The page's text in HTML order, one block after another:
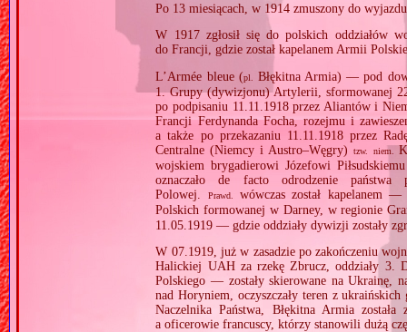
Po 13 miesiącach, w 1914 zmuszony do
W 1917 zgłosił się do polskich oddziałów
do Francji, gdzie został kapelanem Armii
L’Armée bleue (pl.
Błękitna Armia) — pod
1. Grupy (dywizjonu) Artylerii, sformowanej
po podpisaniu 11.11.1918 przez Aliantów i
Francji Ferdynanda Focha, rozejmu i
a także po przekazaniu 11.11.1918 przez
Centralne (Niemcy i Austro–Węgry)
tzw. niem.
wojskiem brygadierowi Józefowi
oznaczało de facto odrodzenie
Polowej.
Prawd.
wówczas został kapelanem
Polskich formowanej w Darney, w regionie
11.05.1919 — gdzie oddziały dywizji zostały
W 07.1919, już w zasadzie po zakończeniu
Halickiej UAH za rzekę Zbrucz, oddziały 3.
Polskiego — zostały skierowane na Ukrainę,
nad Horyniem, oczyszczały teren z
Naczelnika Państwa, Błękitna Armia
a oficerowie francuscy, którzy stanowili dużą